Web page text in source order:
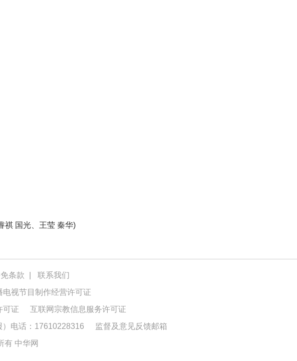
祺 国光、王莹 秦华)
条款
联系我们
电视节目制作经营许可证
可证
互联网宗教信息服务许可证
电话：17610228316
监督及意见反馈邮箱
有 中华网